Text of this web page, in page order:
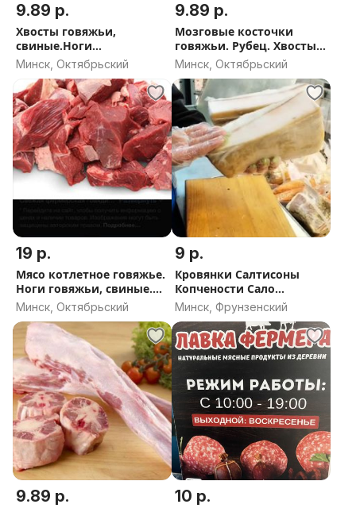
9.89 р.
Хвосты говяжьи,
свиные.Ноги
говяжьи.Путовый сустав.
Ноги свиные. Почки.
Субпродукты свиные,
говяжьи.
Минск, Октябрьский
9.89 р.
Мозговые косточки
говяжьи. Рубец. Хвосты,
язык, ноги, уши говяжьи,
свиные. Курица
фермерская. Сало.
Минск, Октябрьский
19 р.
Мясо котлетное говяжье.
Ноги говяжьи, свиные.
Путовый сустав.Почки.
Субпродукты свиные,
говяжьи.
Минск, Октябрьский
9 р.
Кровянки Салтисоны
Копчености Сало
соленое, копченое,
корейка, грудинка.
Фермерская продукция.
Минск, Фрунзенский
9.89 р. 10 р.